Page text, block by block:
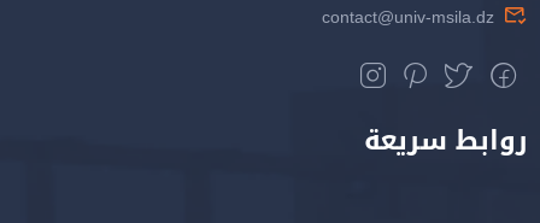
contact@univ-msila.dz
روابط سريعة